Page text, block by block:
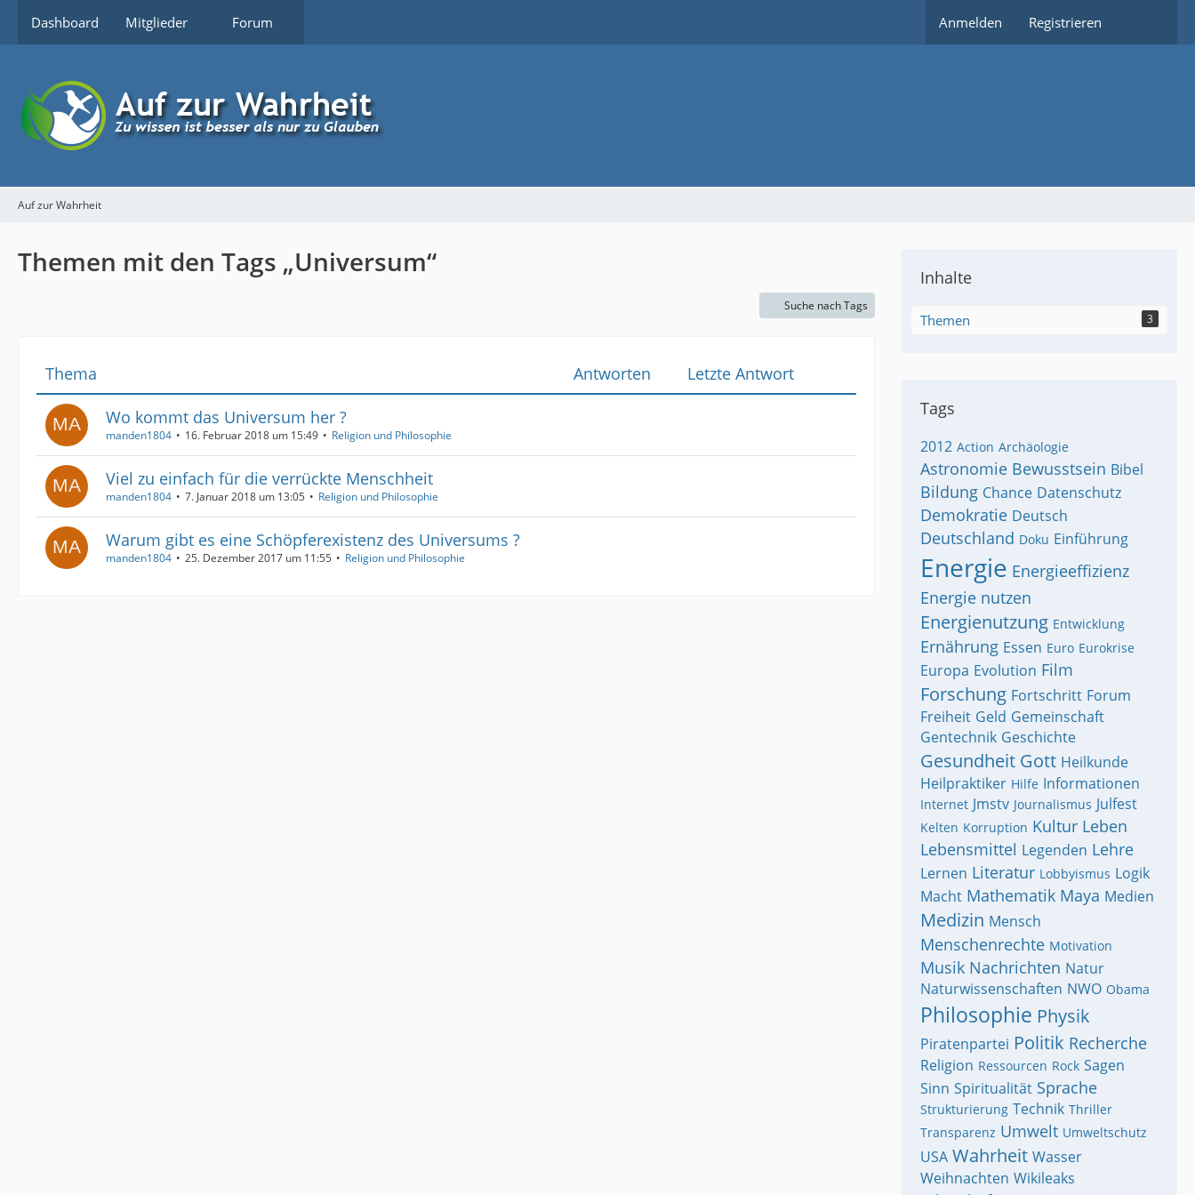
Dashboard Mitglieder Forum Anmelden Registrieren
Auf zur Wahrheit
Themen mit den Tags „Universum“
Suche nach Tags
Thema Antworten Letzte Antwort
Wo kommt das Universum her ?
manden1804 16. Februar 2018 um 15:49 Religion und Philosophie
Viel zu einfach für die verrückte Menschheit
manden1804 7. Januar 2018 um 13:05 Religion und Philosophie
Warum gibt es eine Schöpferexistenz des Universums ?
manden1804 25. Dezember 2017 um 11:55 Religion und Philosophie
Inhalte
Themen 3
Tags
2012 Action Archäologie
Astronomie Bewusstsein Bibel
Bildung Chance Datenschutz
Demokratie Deutsch
Deutschland Doku Einführung
Energie Energieeffizienz
Energie nutzen
Energienutzung Entwicklung
Ernährung Essen Euro Eurokrise
Europa Evolution Film
Forschung Fortschritt Forum
Freiheit Geld Gemeinschaft
Gentechnik Geschichte
Gesundheit Gott Heilkunde
Heilpraktiker Hilfe Informationen
Internet Jmstv Journalismus Julfest
Kelten Korruption Kultur Leben
Lebensmittel Legenden Lehre
Lernen Literatur Lobbyismus Logik
Macht Mathematik Maya Medien
Medizin Mensch
Menschenrechte Motivation
Musik Nachrichten Natur
Naturwissenschaften NWO Obama
Philosophie Physik
Piratenpartei Politik Recherche
Religion Ressourcen Rock Sagen
Sinn Spiritualität Sprache
Strukturierung Technik Thriller
Transparenz Umwelt Umweltschutz
USA Wahrheit Wasser
Weihnachten Wikileaks